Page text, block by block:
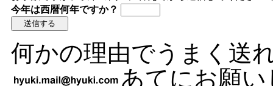
今年は西暦何年ですか？
何かの理由でうまく送
あてにお願